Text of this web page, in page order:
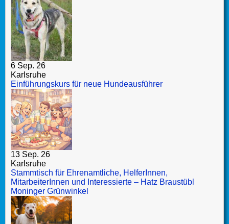
6 Sep. 26
Karlsruhe
Einführungskurs für neue Hundeausführer
13 Sep. 26
Karlsruhe
Stammtisch für Ehrenamtliche, HelferInnen,
MitarbeiterInnen und Interessierte – Hatz Braustübl
Moninger Grünwinkel